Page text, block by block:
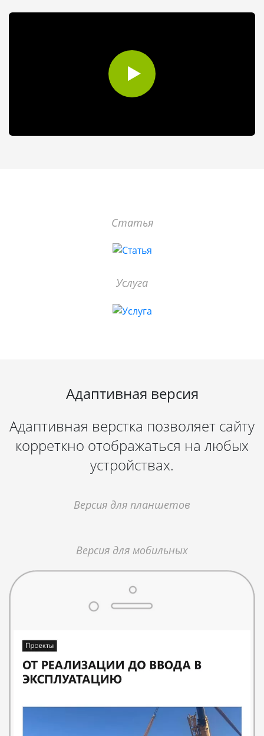
Статья
Услуга
Адаптивная версия
Адаптивная верстка позволяет сайту
корреткно отображаться на любых
устройствах.
Версия для планшетов
Версия для мобильных